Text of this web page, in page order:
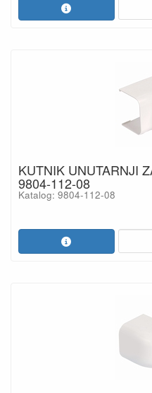
KUTNIK UNUTARNJI
9804-112-08
Katalog: 9804-112-08